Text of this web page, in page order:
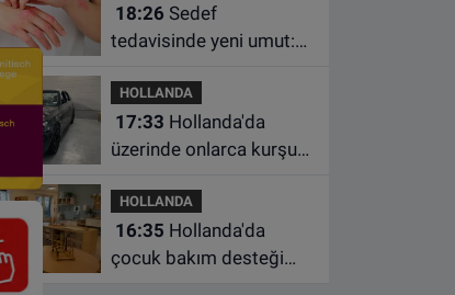
1.500 euro ceza
18:26
tedavisinde yeni umut:
iyileşmediği bulundu
HOLLANDA
17:33
üzerinde onlarca kurşun
euroya satışa çıktı
HOLLANDA
16:35
çocuk bakım desteği